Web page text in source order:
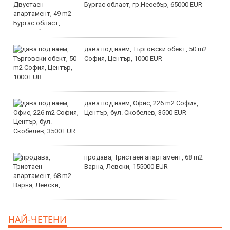
Бургас област, гр.Несебър, 65000 EUR
дава под наем, Търговски обект, 50 m2
София, Център, 1000 EUR
дава под наем, Офис, 226 m2 София,
Център, бул. Скобелев, 3500 EUR
продава, Тристаен апартамент, 68 m2
Варна, Левски, 155000 EUR
НАЙ-ЧЕТЕНИ